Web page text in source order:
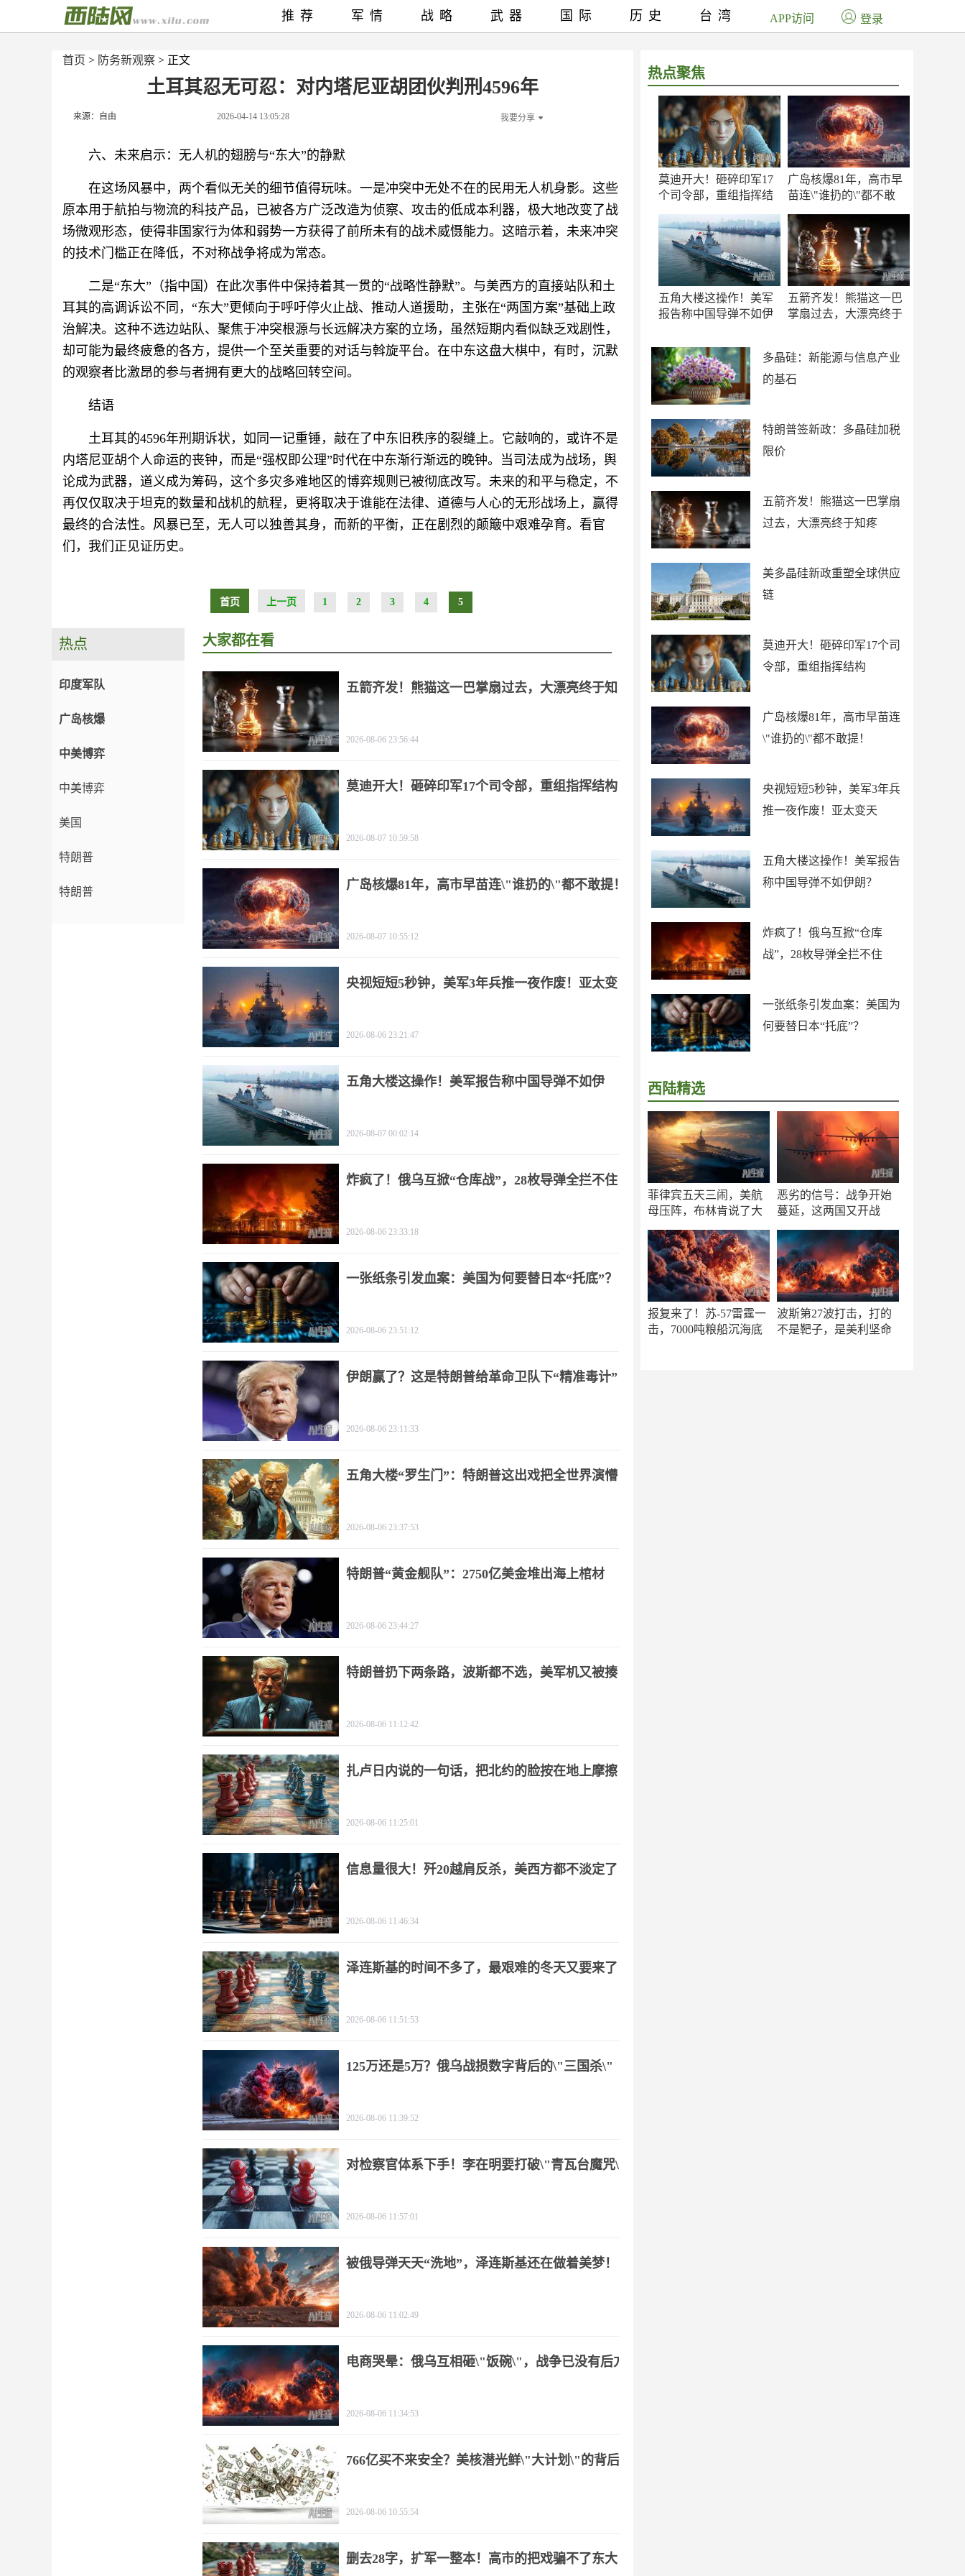
首页 > 防务新观察 > 正文
土耳其忍无可忍：对内塔尼亚胡团伙判刑4596年
来源：自由 2026-04-14 13:05:28 我要分享
六、未来启示：无人机的翅膀与“东大”的静默
在这场风暴中，两个看似无关的细节值得玩味。一是冲突中无处不在的民用无人机身影。这些
原本用于航拍与物流的科技产品，已被各方广泛改造为侦察、攻击的低成本利器，极大地改变了战
场微观形态，使得非国家行为体和弱势一方获得了前所未有的战术威慑能力。这暗示着，未来冲突
的技术门槛正在降低，不对称战争将成为常态。
二是“东大”（指中国）在此次事件中保持着其一贯的“战略性静默”。与美西方的直接站队和土
耳其的高调诉讼不同，“东大”更倾向于呼吁停火止战、推动人道援助，主张在“两国方案”基础上政
治解决。这种不选边站队、聚焦于冲突根源与长远解决方案的立场，虽然短期内看似缺乏戏剧性，
却可能为最终疲惫的各方，提供一个至关重要的对话与斡旋平台。在中东这盘大棋中，有时，沉默
的观察者比激昂的参与者拥有更大的战略回转空间。
结语
土耳其的4596年刑期诉状，如同一记重锤，敲在了中东旧秩序的裂缝上。它敲响的，或许不是
内塔尼亚胡个人命运的丧钟，而是“强权即公理”时代在中东渐行渐远的晚钟。当司法成为战场，舆
论成为武器，道义成为筹码，这个多灾多难地区的博弈规则已被彻底改写。未来的和平与稳定，不
再仅仅取决于坦克的数量和战机的航程，更将取决于谁能在法律、道德与人心的无形战场上，赢得
最终的合法性。风暴已至，无人可以独善其身，而新的平衡，正在剧烈的颠簸中艰难孕育。看官
们，我们正见证历史。
首页 上一页 1 2 3 4 5
热点聚焦
莫迪开大！砸碎印军17
个司令部，重组指挥结
广岛核爆81年，高市早
苗连\"谁扔的\"都不敢
五角大楼这操作！美军
报告称中国导弹不如伊
五箭齐发！熊猫这一巴
掌扇过去，大漂亮终于
多晶硅：新能源与信息产业
的基石
特朗普签新政：多晶硅加税
限价
五箭齐发！熊猫这一巴掌扇
过去，大漂亮终于知疼
美多晶硅新政重塑全球供应
链
莫迪开大！砸碎印军17个司
令部，重组指挥结构
广岛核爆81年，高市早苗连
\"谁扔的\"都不敢提！
央视短短5秒钟，美军3年兵
推一夜作废！亚太变天
五角大楼这操作！美军报告
称中国导弹不如伊朗？
炸疯了！俄乌互掀“仓库
战”，28枚导弹全拦不住
一张纸条引发血案：美国为
何要替日本“托底”？
西陆精选
菲律宾五天三闹，美航
母压阵，布林肯说了大
恶劣的信号：战争开始
蔓延，这两国又开战
报复来了！苏-57雷霆一
击，7000吨粮船沉海底
波斯第27波打击，打的
不是靶子，是美利坚命
推荐 军情 战略 武器 国际 历史 台湾 APP访问 登录
热点
印度军队
广岛核爆
中美博弈
中美博弈
美国
特朗普
特朗普
大家都在看
五箭齐发！熊猫这一巴掌扇过去，大漂亮终于知
2026-08-06 23:56:44
莫迪开大！砸碎印军17个司令部，重组指挥结构
2026-08-07 10:59:58
广岛核爆81年，高市早苗连\"谁扔的\"都不敢提！
2026-08-07 10:55:12
央视短短5秒钟，美军3年兵推一夜作废！亚太变
2026-08-06 23:21:47
五角大楼这操作！美军报告称中国导弹不如伊
2026-08-07 00:02:14
炸疯了！俄乌互掀“仓库战”，28枚导弹全拦不住
2026-08-06 23:33:18
一张纸条引发血案：美国为何要替日本“托底”？
2026-08-06 23:51:12
伊朗赢了？这是特朗普给革命卫队下“精准毒计”
2026-08-06 23:11:33
五角大楼“罗生门”：特朗普这出戏把全世界演懵
2026-08-06 23:37:53
特朗普“黄金舰队”：2750亿美金堆出海上棺材
2026-08-06 23:44:27
特朗普扔下两条路，波斯都不选，美军机又被揍
2026-08-06 11:12:42
扎卢日内说的一句话，把北约的脸按在地上摩擦
2026-08-06 11:25:01
信息量很大！歼20越肩反杀，美西方都不淡定了
2026-08-06 11:46:34
泽连斯基的时间不多了，最艰难的冬天又要来了
2026-08-06 11:51:53
125万还是5万？俄乌战损数字背后的\"三国杀\"
2026-08-06 11:39:52
对检察官体系下手！李在明要打破\"青瓦台魔咒\"
2026-08-06 11:57:01
被俄导弹天天“洗地”，泽连斯基还在做着美梦！
2026-08-06 11:02:49
电商哭晕：俄乌互相砸\"饭碗\"，战争已没有后方
2026-08-06 11:34:53
766亿买不来安全？美核潜光鲜\"大计划\"的背后
2026-08-06 10:55:54
删去28字，扩军一整本！高市的把戏骗不了东大